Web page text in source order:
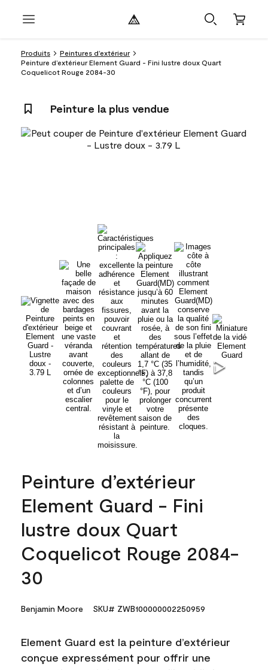
Produits
Peintures d’extérieur
Peinture d’extérieur Element Guard - Fini lustre doux Quart
Coquelicot Rouge 2084-30
Peinture la plus vendue
Peinture d’extérieur
Element Guard - Fini
lustre doux Quart
Coquelicot Rouge 2084-
30
Benjamin Moore SKU# ZWB100000002250959
Element Guard est la peinture d’extérieur
conçue expressément pour offrir une